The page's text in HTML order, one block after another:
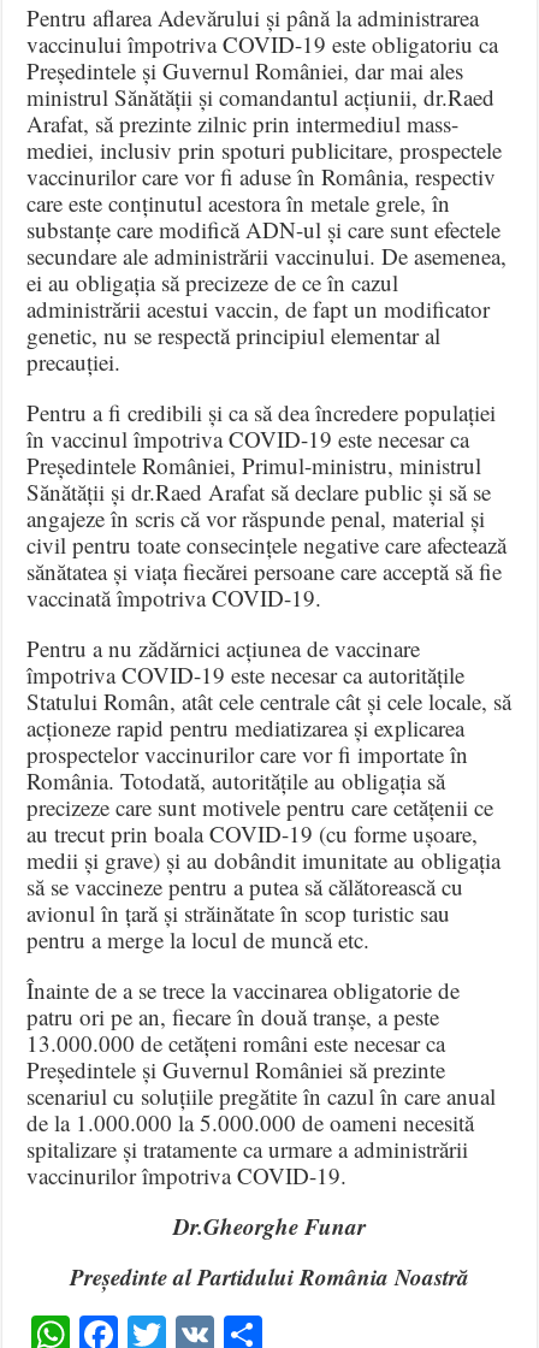
Pentru aflarea Adevărului și până la administrarea
vaccinului împotriva COVID-19 este obligatoriu ca
Președintele și Guvernul României, dar mai ales
ministrul Sănătății și comandantul acțiunii, dr.Raed
Arafat, să prezinte zilnic prin intermediul mass-
mediei, inclusiv prin spoturi publicitare, prospectele
vaccinurilor care vor fi aduse în România, respectiv
care este conținutul acestora în metale grele, în
substanțe care modifică ADN-ul și care sunt efectele
secundare ale administrării vaccinului. De asemenea,
ei au obligația să precizeze de ce în cazul
administrării acestui vaccin, de fapt un modificator
genetic, nu se respectă principiul elementar al
precauției.
Pentru a fi credibili și ca să dea încredere populației
în vaccinul împotriva COVID-19 este necesar ca
Președintele României, Primul-ministru, ministrul
Sănătății și dr.Raed Arafat să declare public și să se
angajeze în scris că vor răspunde penal, material și
civil pentru toate consecințele negative care afectează
sănătatea și viața fiecărei persoane care acceptă să fie
vaccinată împotriva COVID-19.
Pentru a nu zădărnici acțiunea de vaccinare
împotriva COVID-19 este necesar ca autoritățile
Statului Român, atât cele centrale cât și cele locale, să
acționeze rapid pentru mediatizarea și explicarea
prospectelor vaccinurilor care vor fi importate în
România. Totodată, autoritățile au obligația să
precizeze care sunt motivele pentru care cetățenii ce
au trecut prin boala COVID-19 (cu forme ușoare,
medii și grave) și au dobândit imunitate au obligația
să se vaccineze pentru a putea să călătorească cu
avionul în țară și străinătate în scop turistic sau
pentru a merge la locul de muncă etc.
Înainte de a se trece la vaccinarea obligatorie de
patru ori pe an, fiecare în două tranșe, a peste
13.000.000 de cetățeni români este necesar ca
Președintele și Guvernul României să prezinte
scenariul cu soluțiile pregătite în cazul în care anual
de la 1.000.000 la 5.000.000 de oameni necesită
spitalizare și tratamente ca urmare a administrării
vaccinurilor împotriva COVID-19.
Dr.Gheorghe Funar
Președinte al Partidului România Noastră
WhatsApp
Facebook
Twitter
VK